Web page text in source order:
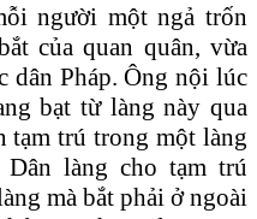
người một ngả trốn
của quan quân, vừa
dân Pháp. Ông nội lúc
bạt từ làng này qua
tạm trú trong một làng
làng cho tạm trú
mà bắt phải ở ngoài